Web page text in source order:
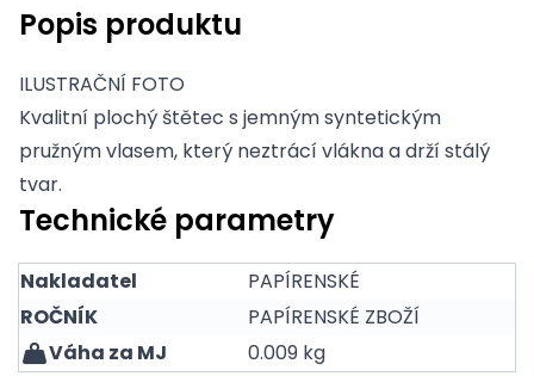
Popis produktu
ILUSTRAČNÍ FOTO
Kvalitní plochý štětec s jemným syntetickým
pružným vlasem, který neztrácí vlákna a drží stálý
tvar.
Technické parametry
Nakladatel
PAPÍRENSKÉ
ROČNÍK
PAPÍRENSKÉ ZBOŽÍ
Váha za MJ
0.009 kg